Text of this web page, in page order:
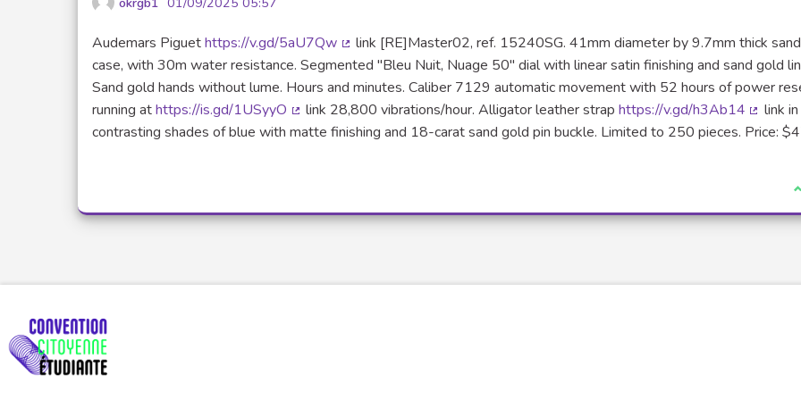
Audemars Piguethttps://v.gd/5aU7Qw
(Lien externe)
link [RE]Master02, ref. 15240SG. 41mm diameter by 9.7mm thick
case, with 30m water resistance. Segmented "Bleu Nuit, Nuage 50" dial with linear satin finishing and sand gold
Sand gold hands without lume. Hours and minutes. Caliber 7129 automatic movement with 52 hours of power
running athttps://is.gd/1USyyO
(Lien externe)
link 28,800 vibrations/hour. Alligator leather strap https://v.gd/h3Ab14
(Lien
link in
contrasting shades of blue with matte finishing and 18-carat sand gold pin buckle. Limited to 250 pieces. Price: